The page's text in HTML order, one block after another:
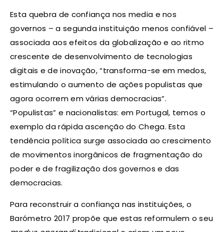
Esta quebra de confiança nos media e nos
governos – a segunda instituição menos confiável –
associada aos efeitos da globalização e ao ritmo
crescente de desenvolvimento de tecnologias
digitais e de inovação, “transforma-se em medos,
estimulando o aumento de ações populistas que
agora ocorrem em várias democracias”.
“Populistas” e nacionalistas: em Portugal, temos o
exemplo da rápida ascenção do Chega. Esta
tendência política surge associada ao crescimento
de movimentos inorgânicos de fragmentação do
poder e de fragilização dos governos e das
democracias.
Para reconstruir a confiança nas instituições, o
Barómetro 2017 propõe que estas reformulem o seu